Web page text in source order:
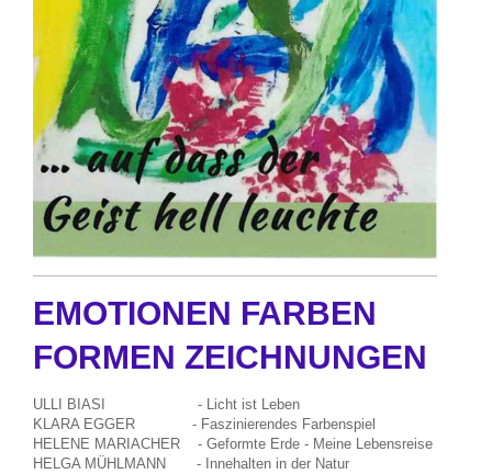
EMOTIONEN FARBEN
FORMEN ZEICHNUNGEN
ULLI BIASI - Licht ist Leben
KLARA EGGER - Faszinierendes Farbenspiel
HELENE MARIACHER - Geformte Erde - Meine Lebensreise
HELGA MÜHLMANN - Innehalten in der Natur